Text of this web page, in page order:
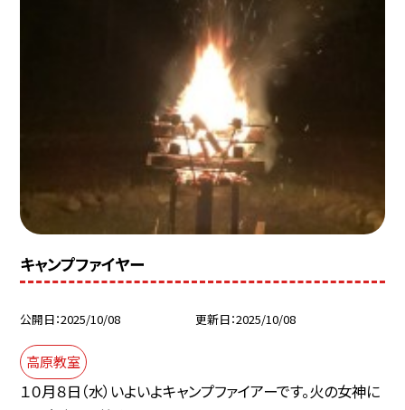
キャンプファイヤー
公開日 2025/10/08 更新日 2025/10/08
高原教室
１０月８日（水）いよいよキャンプファイアーです。火の女神に